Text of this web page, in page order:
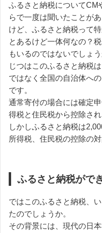
ふるさと納税についてCM
らで一度は聞いたことが
けど、ふるさと納税って
とあるけど一体何なの？
もいるのではないでしょう
じつはこのふるさと納税
ではなく全国の自治体へ
です。
通常寄付の場合には確定
得税と住民税から控除され
しかしふるさと納税は
所得税、住民税の控除の
ふるさと納税がで
ではこのふるさと納税、
たのでしょうか。
その背景には、現代の日